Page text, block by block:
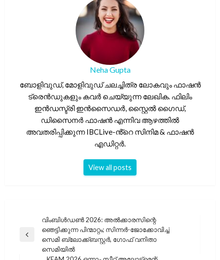
Neha Gupta
ബോളിവുഡ്, മോളിവുഡ് ചലച്ചിത്ര ലോകവും ഫാഷൻ
ട്രെൻഡുകളും കവർ ചെയ്യുന്ന ലേഖിക. ഫിലിം
ഇൻഡസ്ട്രി ഇൻസൈഡർ, സ്റ്റൈൽ ഗൈഡ്,
ഡിസൈനർ ഫാഷൻ എന്നിവ ആഴത്തിൽ
അവതരിപ്പിക്കുന്ന IBCLive-ൻ്റെ സിനിമ & ഫാഷൻ
എഡിറ്റർ.
View all posts
പോസ്റ്റുകളിലൂടെ
Previous
വിംബിൾഡൺ 2026: അൽക്കാരസിന്റെ
ഞെട്ടിക്കുന്ന പിന്മാറ്റം; സിന്നർ-ജോക്കോവിച്ച്
സെമി ബ്ലോക്ക്ബസ്റ്റർ, ഗോഫ് വനിതാ
സെമിയിൽ